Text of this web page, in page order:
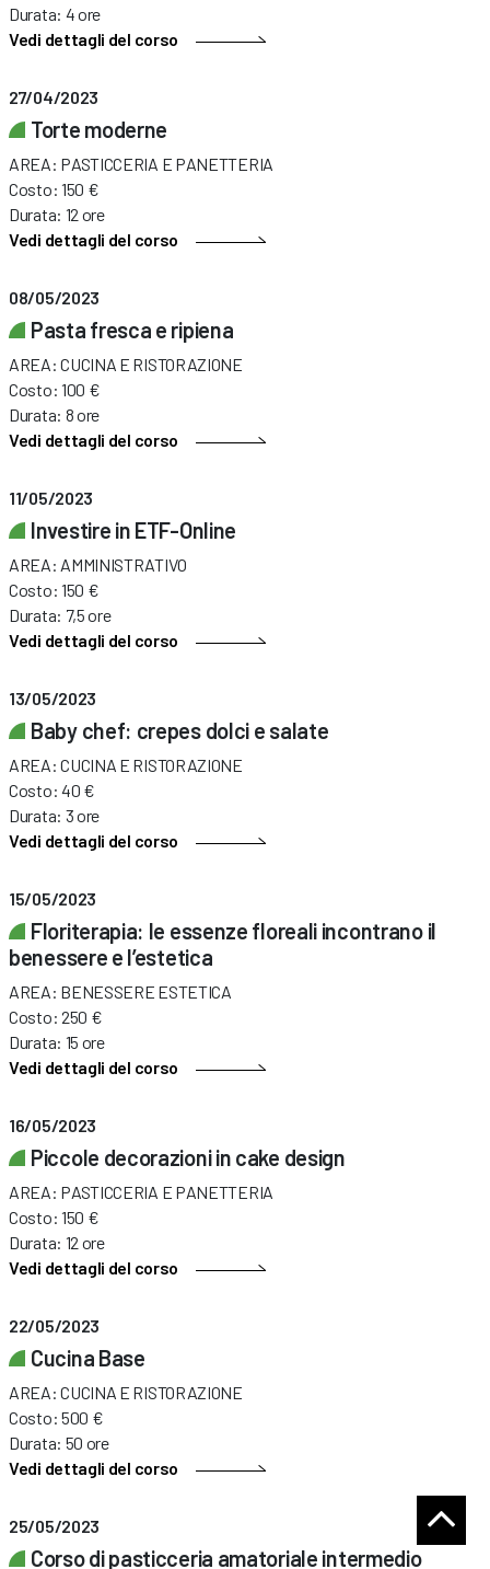
22/05/2023
Cucina Base
AREA: CUCINA E RISTORAZIONE
Costo: 500 €
Durata: 50 ore
Vedi dettagli del corso
15/05/2023
Floriterapia: le essenze floreali incontrano il
benessere e l’estetica
AREA: BENESSERE ESTETICA
Costo: 250 €
Durata: 15 ore
Vedi dettagli del corso
25/05/2023
Corso di pasticceria amatoriale intermedio
Durata: 4 ore
Vedi dettagli del corso
27/04/2023
Torte moderne
AREA: PASTICCERIA E PANETTERIA
Costo: 150 €
Durata: 12 ore
Vedi dettagli del corso
16/05/2023
Piccole decorazioni in cake design
AREA: PASTICCERIA E PANETTERIA
Costo: 150 €
Durata: 12 ore
Vedi dettagli del corso
08/05/2023
Pasta fresca e ripiena
AREA: CUCINA E RISTORAZIONE
Costo: 100 €
Durata: 8 ore
Vedi dettagli del corso
13/05/2023
Baby chef: crepes dolci e salate
AREA: CUCINA E RISTORAZIONE
Costo: 40 €
Durata: 3 ore
Vedi dettagli del corso
11/05/2023
Investire in ETF-Online
AREA: AMMINISTRATIVO
Costo: 150 €
Durata: 7,5 ore
Vedi dettagli del corso